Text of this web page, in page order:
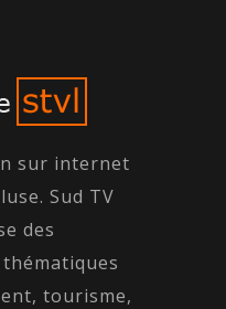
sur internet
Sud TV
des
tourisme,